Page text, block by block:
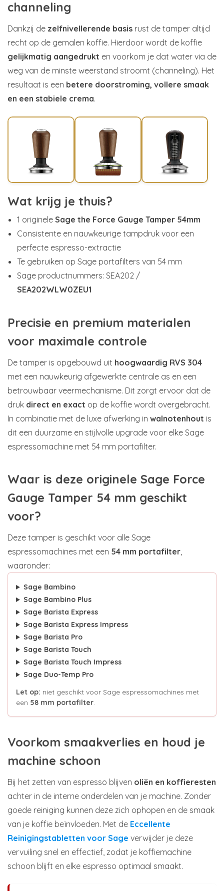
channeling
Dankzij de zelfnivellerende basis rust de tamper altijd
recht op de gemalen koffie. Hierdoor wordt de koffie
gelijkmatig aangedrukt en voorkom je dat water via de
weg van de minste weerstand stroomt (channeling). Het
resultaat is een betere doorstroming, vollere smaak
en een stabiele crema.
Wat krijg je thuis?
1 origineleSage the Force Gauge Tamper 54mm
Consistente en nauwkeurige tampdruk voor een
perfecte espresso-extractie
Te gebruiken op Sage portafilters van 54 mm
Sage productnummers: SEA202 /
SEA202WLW0ZEU1
Precisie en premium materialen
voor maximale controle
De tamper is opgebouwd uit hoogwaardig RVS 304
met een nauwkeurig afgewerkte centrale as en een
betrouwbaar veermechanisme. Dit zorgt ervoor dat de
druk direct en exact op de koffie wordt overgebracht.
In combinatie met de luxe afwerking in walnotenhout is
dit een duurzame en stijlvolle upgrade voor elke Sage
espressomachine met 54 mm portafilter.
Waar is deze originele Sage Force
Gauge Tamper 54 mm geschikt
voor?
Deze tamper is geschikt voor alle Sage
espressomachines met een 54 mm portafilter,
waaronder:
Sage Bambino
Sage Bambino Plus
Sage Barista Express
Sage Barista Express Impress
Sage Barista Pro
Sage Barista Touch
Sage Barista Touch Impress
Sage Duo-Temp Pro
Let op: niet geschikt voor Sage espressomachines met
een 58 mm portafilter.
Voorkom smaakverlies en houd je
machine schoon
Bij het zetten van espresso blijven oliën en koffieresten
achter in de interne onderdelen van je machine. Zonder
goede reiniging kunnen deze zich ophopen en de smaak
van je koffie beïnvloeden. Met de Eccellente
Reinigingstabletten voor Sage verwijder je deze
vervuiling snel en effectief, zodat je koffiemachine
schoon blijft en elke espresso optimaal smaakt.